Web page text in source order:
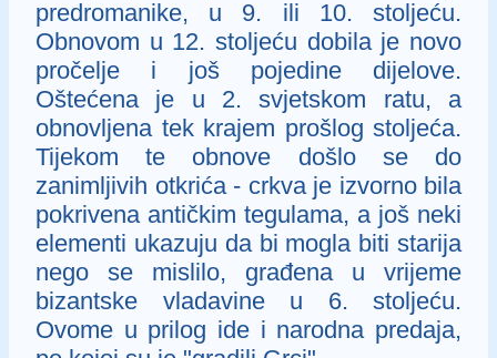
predromanike, u 9. ili 10. stoljeću.
Obnovom u 12. stoljeću dobila je novo
pročelje i još pojedine dijelove.
Oštećena je u 2. svjetskom ratu, a
obnovljena tek krajem prošlog stoljeća.
Tijekom te obnove došlo se do
zanimljivih otkrića - crkva je izvorno bila
pokrivena antičkim tegulama, a još neki
elementi ukazuju da bi mogla biti starija
nego se mislilo, građena u vrijeme
bizantske vladavine u 6. stoljeću.
Ovome u prilog ide i narodna predaja,